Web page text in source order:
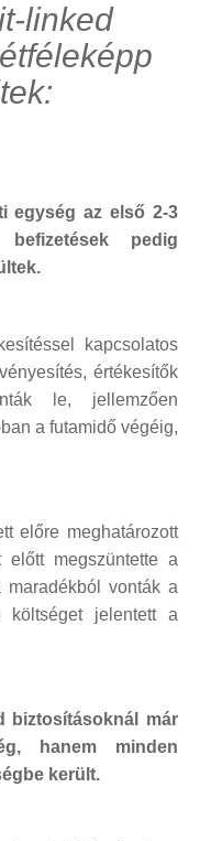
linked
egység az első 2-3
pedig
kapcsolatos
értékesítők
le, jellemzően
a futamidő végéig,
előre meghatározott
megszüntette a
vonták a
költséget jelentett a
biztosításoknál már
hanem minden
került.